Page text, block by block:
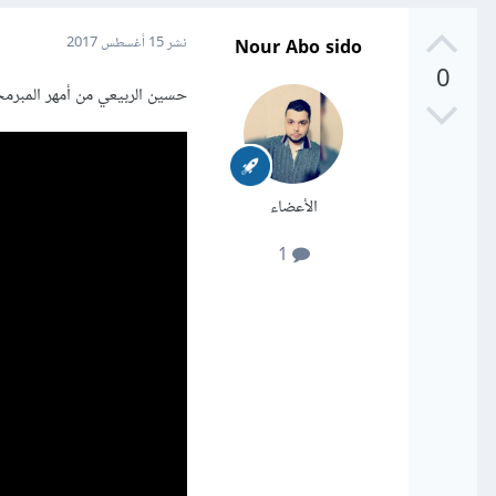
0
Nour Abo sido
الأعضاء
نشر15 أغسطس 2017
حسين الربيعي من أمهر